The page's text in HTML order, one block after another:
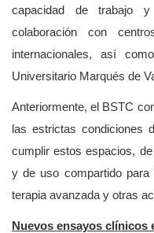
capacidad de trabajo
colaboración con
internacionales, así
Universitario Marqués de
Anteriormente, el BSTC
las estrictas condiciones
cumplir estos espacios,
y de uso compartido para
terapia avanzada y otras
Nuevos ensayos clínicos